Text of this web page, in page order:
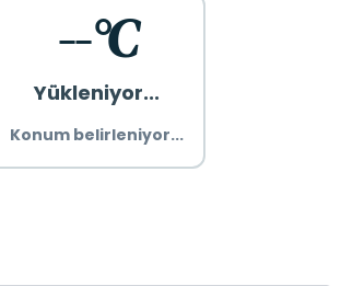
--°C
Yükleniyor...
Konum belirleniyor...